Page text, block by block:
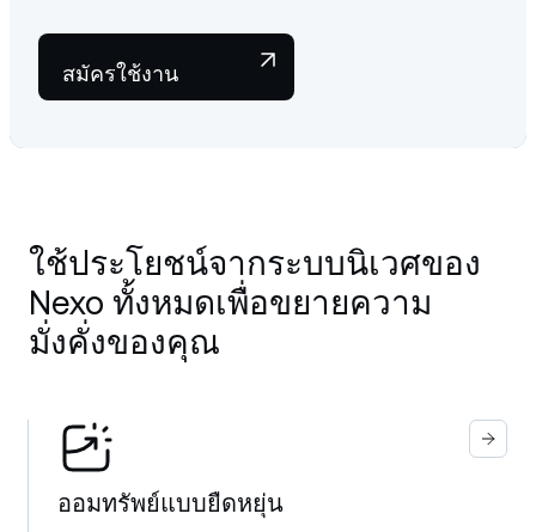
สมัครใช้งาน
ใช้ประโยชน์จากระบบนิเวศของ
Nexo ทั้งหมดเพื่อขยายความ
มั่งคั่งของคุณ
ออมทรัพย์แบบยืดหยุ่น